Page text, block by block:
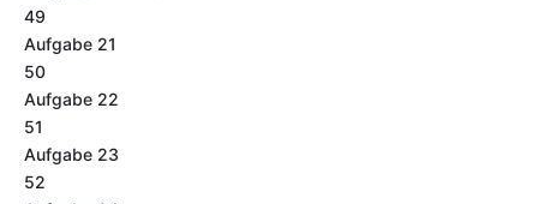
49
Aufgabe 21
50
Aufgabe 22
51
Aufgabe 23
52